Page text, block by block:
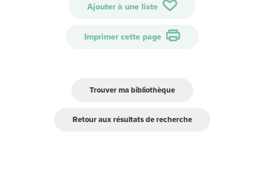
Ajouter à une liste
Imprimer cette page
Trouver ma bibliothèque
Retour aux résultats de recherche